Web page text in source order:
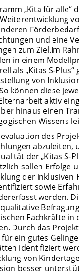
„Kita für alle“
und eine
zum Ziel.Im
in einem
als „Kitas S-Plus“
von
können diese
aktiv
hinaus einen
Wissens
des
abzuleiten,
der „Kitas S-
sollen Erfolge
der inklusiven
sowie
werden.
Fachkräfte in
Durch das Projekt
ein gutes
identifiziert
von
besser